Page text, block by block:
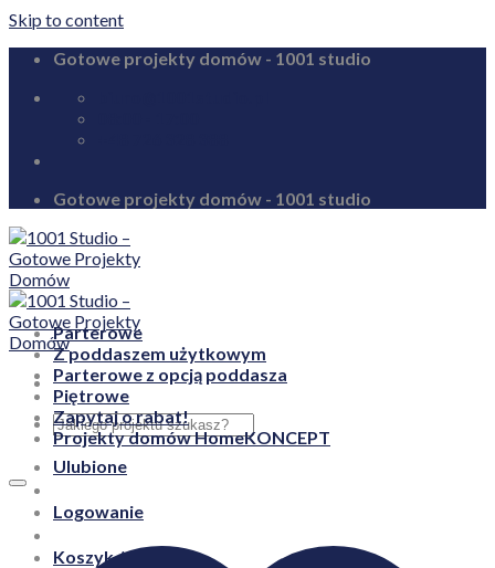
Skip to content
Gotowe projekty domów - 1001 studio
Gotowe projekty domów - 1001 studio
Ulubione
Logowanie
Koszyk /0,00
Parterowe
Z poddaszem użytkowym
Parterowe z opcją poddasza
Piętrowe
Zapytaj o rabat!
Projekty domów HomeKONCEPT